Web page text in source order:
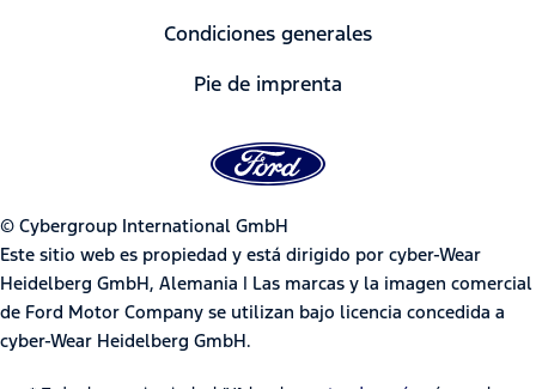
Condiciones generales
Pie de imprenta
© Cybergroup International GmbH
Este sitio web es propiedad y está dirigido por cyber-Wear
Heidelberg GmbH, Alemania | Las marcas y la imagen comercial
de Ford Motor Company se utilizan bajo licencia concedida a
cyber-Wear Heidelberg GmbH.